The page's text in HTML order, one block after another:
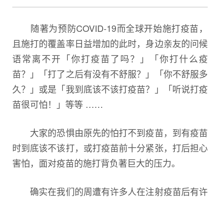
随著为预防COVID-19而全球开始施打疫苗，
且施打的覆盖率日益增加的此时，身边亲友的问候
语常离不开「你打疫苗了吗？」「你打什么疫
苗？」「打了之后有没有不舒服？」「你不舒服多
久？」或是「我到底该不该打疫苗？」「听说打疫
苗很可怕！」等等 ……
大家的恐惧由原先的怕打不到疫苗，到有疫苗
时到底该不该打，或打疫苗前十分紧张，打后担心
害怕，面对疫苗的施打背负著巨大的压力。
确实在我们的周遭有许多人在注射疫苗后有许